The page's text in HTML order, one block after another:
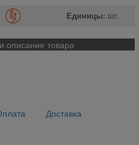
Единицы: шт.
описание товара
Доставка